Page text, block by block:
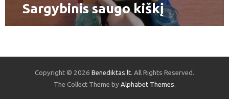
tarp
Previous
Sargybinis saugo kiškį
Copyright © 2026 Benediktas.lt. All Rights Reserved.
The Collect Theme by Alphabet Themes.